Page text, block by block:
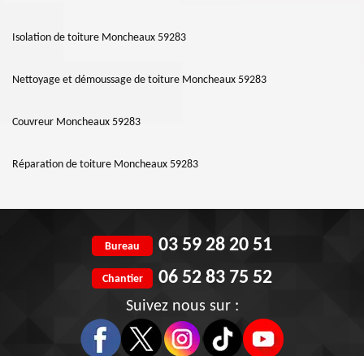
Isolation de toiture Moncheaux 59283
Nettoyage et démoussage de toiture Moncheaux 59283
Couvreur Moncheaux 59283
Réparation de toiture Moncheaux 59283
Bureau 03 59 28 20 51
Chantier 06 52 83 75 52
Suivez nous sur :